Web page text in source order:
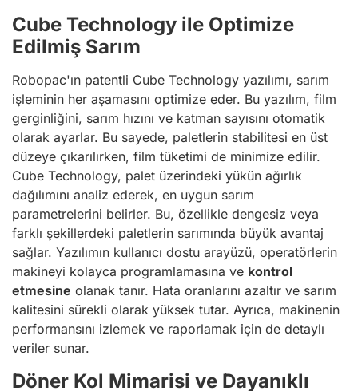
Cube Technology ile Optimize
Edilmiş Sarım
Robopac'ın patentli Cube Technology yazılımı, sarım
işleminin her aşamasını optimize eder. Bu yazılım, film
gerginliğini, sarım hızını ve katman sayısını otomatik
olarak ayarlar. Bu sayede, paletlerin stabilitesi en üst
düzeye çıkarılırken, film tüketimi de minimize edilir.
Cube Technology, palet üzerindeki yükün ağırlık
dağılımını analiz ederek, en uygun sarım
parametrelerini belirler. Bu, özellikle dengesiz veya
farklı şekillerdeki paletlerin sarımında büyük avantaj
sağlar. Yazılımın kullanıcı dostu arayüzü, operatörlerin
makineyi kolayca programlamasına ve kontrol
etmesine olanak tanır. Hata oranlarını azaltır ve sarım
kalitesini sürekli olarak yüksek tutar. Ayrıca, makinenin
performansını izlemek ve raporlamak için de detaylı
veriler sunar.
Döner Kol Mimarisi ve Dayanıklı